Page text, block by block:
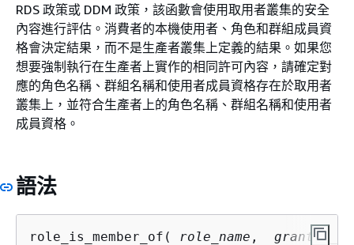
RDS 政策或 DDM 政策，該函數會使用取用者叢集的安全
內容進行評估。消費者的本機使用者、角色和群組成員資
格會決定結果，而不是生產者叢集上定義的結果。如果您
想要強制執行在生產者上實作的相同許可內容，請確定對
應的角色名稱、群組名稱和使用者成員資格存在於取用者
叢集上，並符合生產者上的角色名稱、群組名稱和使用者
成員資格。
語法
role_is_member_of( role_name ,